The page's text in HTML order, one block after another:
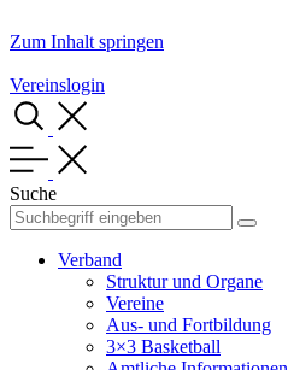
Zum Inhalt springen
Vereinslogin
Suche
Verband
Struktur und Organe
Vereine
Aus- und Fortbildung
3×3 Basketball